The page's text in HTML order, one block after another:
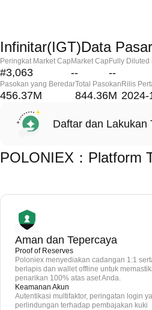
Infinitar(IGT)Data Pasar
Peringkat Market Cap
#3,063
Market Cap
--
Fully Diluted
--
Pasokan yang Beredar
456.37M
Total Pasokan
844.36M
Rilis
2024-
Daftar dan Lakukan
POLONIEX：Platform
Aman dan Tepercaya
Proof of Reserves
Poloniex menyediakan cadangan 1:1
berlapis dan wallet offline untuk
penarikan 100% atas aset Anda.
Keamanan Akun
Autentikasi multifaktor, peringatan login
perlindungan terhadap pembajakan kuki